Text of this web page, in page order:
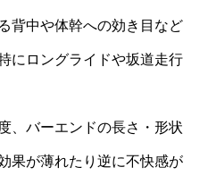
背中や体幹への効き目など
にロングライドや坂道走行
、バーエンドの長さ・形状
果が薄れたり逆に不快感が